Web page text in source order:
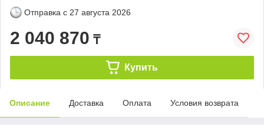
Отправка с 27 августа 2026
2 040 870 ₸
Купить
Описание Доставка Оплата Условия возврата